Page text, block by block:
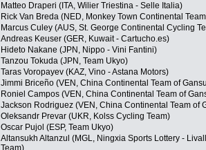
Matteo Draperi (ITA, Wilier Triestina - Selle Italia)
Rick Van Breda (NED, Monkey Town Continental
Marcus Culey (AUS, St. George Continental Cycling
Andreas Keuser (GER, Kuwait - Cartucho.es)
Hideto Nakane (JPN, Nippo - Vini Fantini)
Tanzou Tokuda (JPN, Team Ukyo)
Taras Voropayev (KAZ, Vino - Astana Motors)
Jimmi Briceño (VEN, China Continental Team of
Roniel Campos (VEN, China Continental Team of
Jackson Rodriguez (VEN, China Continental Team of
Oleksandr Prevar (UKR, Kolss Cycling Team)
Oscar Pujol (ESP, Team Ukyo)
Altansukh Altanzul (MGL, Ningxia Sports Lottery -
Team)